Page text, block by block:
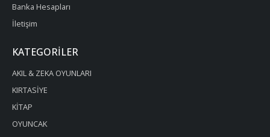
Banka Hesapları
İletişim
KATEGORILER
AKIL & ZEKA OYUNLARI
KIRTASİYE
KİTAP
OYUNCAK